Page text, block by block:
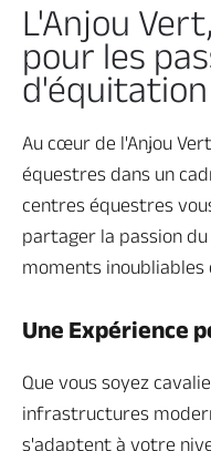
L'Anjou
pour les
d'équitation
Au cœur de l'Anjou
équestres dans un
centres équestres
partager la passion
moments inoubliables
Une Expérience
Que vous soyez
infrastructures
s'adaptent à votre